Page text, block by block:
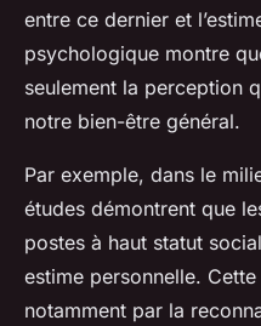
entre ce dernier et
psychologique montre
seulement la perception
notre bien-être général.
Par exemple, dans le
études démontrent que
postes à haut statut
estime personnelle.
notamment par la